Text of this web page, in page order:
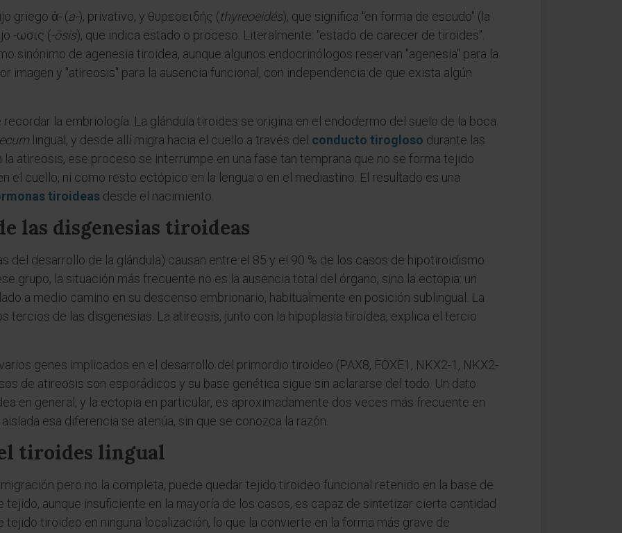
griego ἀ- (a-), privativo, y θυρεοειδής (thyreoeidés), que significa "en forma de escudo" (la
-ωσις (-ōsis), que indica estado o proceso. Literalmente: "estado de carecer de tiroides".
sinónimo de agenesia tiroidea, aunque algunos endocrinólogos reservan "agenesia" para la
imagen y "atireosis" para la ausencia funcional, con independencia de que exista algún
la embriología. La glándula tiroides se origina en el endodermo del suelo de la boca
lingual, y desde allí migra hacia el cuello a través del conducto tirogloso durante las
atireosis, ese proceso se interrumpe en una fase tan temprana que no se forma tejido
el cuello, ni como resto ectópico en la lengua o en el mediastino. El resultado es una
tiroideas desde el nacimiento.
las disgenesias tiroideas
del desarrollo de la glándula) causan entre el 85 y el 90 % de los casos de hipotiroidismo
grupo, la situación más frecuente no es la ausencia total del órgano, sino la ectopia: un
a medio camino en su descenso embrionario, habitualmente en posición sublingual. La
tercios de las disgenesias. La atireosis, junto con la hipoplasia tiroidea, explica el tercio
genes implicados en el desarrollo del primordio tiroideo (PAX8, FOXE1, NKX2-1, NKX2-
de atireosis son esporádicos y su base genética sigue sin aclararse del todo. Un dato
en general, y la ectopia en particular, es aproximadamente dos veces más frecuente en
esa diferencia se atenúa, sin que se conozca la razón.
tiroides lingual
pero no la completa, puede quedar tejido tiroideo funcional retenido en la base de
tejido, aunque insuficiente en la mayoría de los casos, es capaz de sintetizar cierta cantidad
tejido tiroideo en ninguna localización, lo que la convierte en la forma más grave de